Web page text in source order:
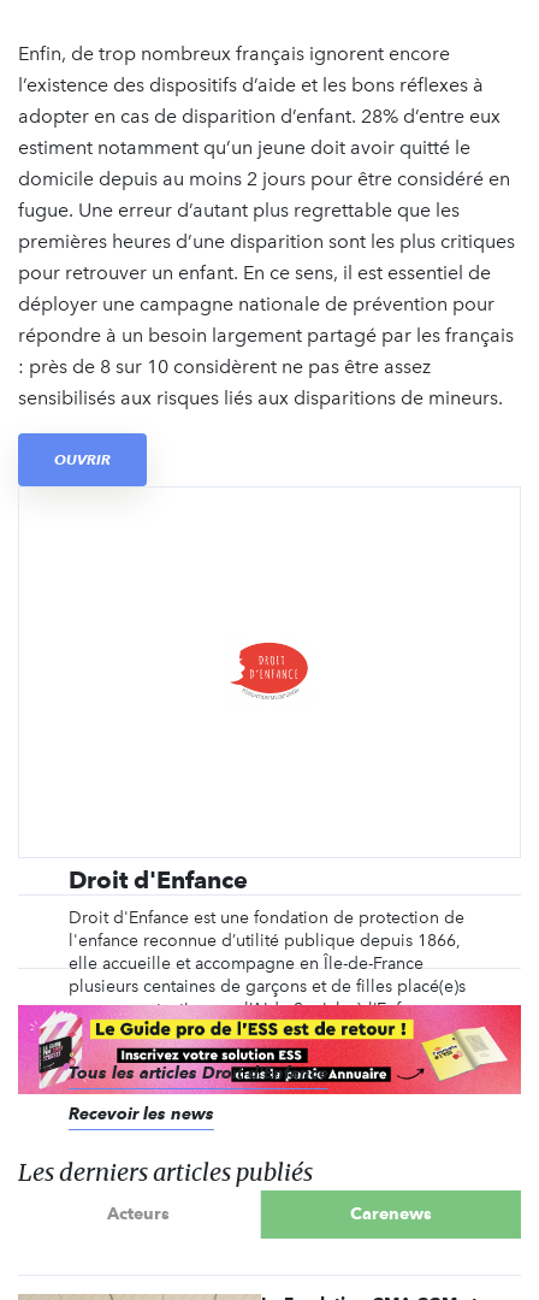
Enfin, de trop nombreux français ignorent encore
l’existence des dispositifs d’aide et les bons réflexes à
adopter en cas de disparition d’enfant. 28% d’entre eux
estiment notamment qu’un jeune doit avoir quitté le
domicile depuis au moins 2 jours pour être considéré en
fugue. Une erreur d’autant plus regrettable que les
premières heures d’une disparition sont les plus critiques
pour retrouver un enfant. En ce sens, il est essentiel de
déployer une campagne nationale de prévention pour
répondre à un besoin largement partagé par les français
: près de 8 sur 10 considèrent ne pas être assez
sensibilisés aux risques liés aux disparitions de mineurs.
OUVRIR
Droit d'Enfance
Droit d'Enfance est une fondation de protection de
l'enfance reconnue d’utilité publique depuis 1866,
elle accueille et accompagne en Île-de-France
plusieurs centaines de garçons et de filles placé(e)s
sous sa protection par l’Aide Sociale à l’Enfance
(ASE). La Fondation coordonne et gère ...
Tous les articles Droit d'Enfance
Recevoir les news
Les derniers articles publiés
Acteurs Carenews